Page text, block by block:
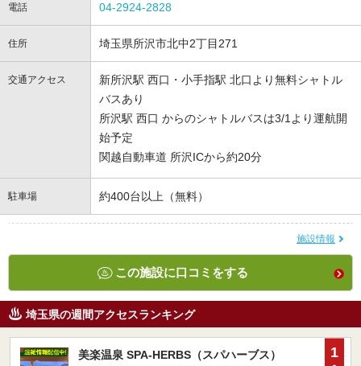
電話 04-2924-2828
住所 埼玉県所沢市北中2丁目271
交通アクセス
新所沢駅 西口・小手指駅 北口より無料シャトル
バスあり
所沢駅 西口 からのシャトルバスは3/1より運航開
始予定
関越自動車道 所沢ICから約20分
駐車場 約400台以上（無料）
施設情報
この施設に口コミをする
埼玉県の週間アクセスランキング
美楽温泉 SPA-HERBS（スパハーブス）
1